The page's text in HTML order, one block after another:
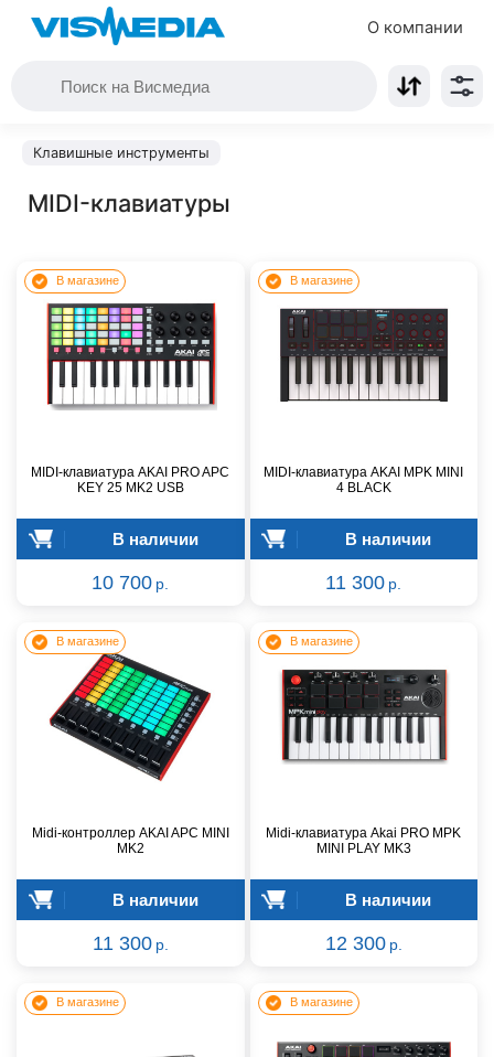
О компании
Клавишные инструменты
MIDI-клавиатуры
В магазине
MIDI-клавиатура AKAI PRO APC
KEY 25 MK2 USB
В наличии
10 700 р.
В магазине
MIDI-клавиатура AKAI MPK MINI
4 BLACK
В наличии
11 300 р.
В магазине
Midi-контроллер AKAI APC MINI
MK2
В наличии
11 300 р.
В магазине
Midi-клавиатура Akai PRO MPK
MINI PLAY MK3
В наличии
12 300 р.
В магазине В магазине